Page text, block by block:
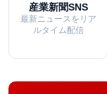
産業新聞SNS
最新ニュースをリア
ルタイム配信